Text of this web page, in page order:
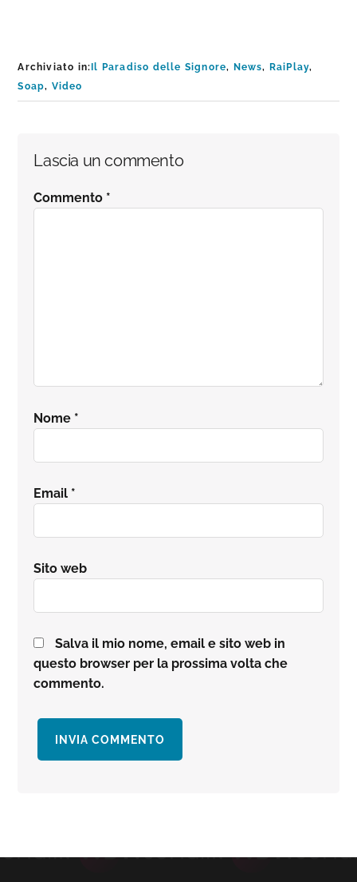
Archiviato in: Il Paradiso delle Signore, News, RaiPlay,
Soap, Video
Interazioni
del
Lascia un commento
Commento *
Nome *
Email *
Sito web
Salva il mio nome, email e sito web in
questo browser per la prossima volta che
commento.